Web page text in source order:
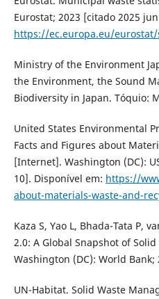
Eurostat; 2023 [citado 2025
https://ec.europa.eu/
Ministry of the Environment
the Environment, the Sound
Biodiversity in Japan. Tóquio:
United States Environmental
Facts and Figures about
[Internet]. Washington (DC):
10]. Disponível em: https://
about-materials-waste-and-
Kaza S, Yao L, Bhada-Tata P,
2.0: A Global Snapshot of
Washington (DC): World Bank;
UN-Habitat. Solid Waste